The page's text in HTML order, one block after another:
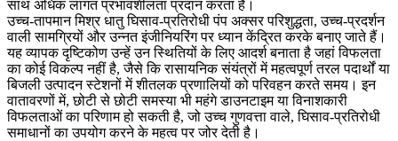
साथ अधिक लागत प्रभावशीलता प्रदान करता है।
उच्च-तापमान मिश्र धातु घिसाव-प्रतिरोधी पंप अक्सर परिशुद्धता, उच्च-प्रदर्शन
वाली सामग्रियों और उन्नत इंजीनियरिंग पर ध्यान केंद्रित करके बनाए जाते हैं।
यह व्यापक दृष्टिकोण उन्हें उन स्थितियों के लिए आदर्श बनाता है जहां विफलता
का कोई विकल्प नहीं है, जैसे कि रासायनिक संयंत्रों में महत्वपूर्ण तरल पदार्थों या
बिजली उत्पादन स्टेशनों में शीतलक प्रणालियों को परिवहन करते समय। इन
वातावरणों में, छोटी से छोटी समस्या भी महंगे डाउनटाइम या विनाशकारी
विफलताओं का परिणाम हो सकती है, जो उच्च गुणवत्ता वाले, घिसाव-प्रतिरोधी
समाधानों का उपयोग करने के महत्व पर जोर देती है।